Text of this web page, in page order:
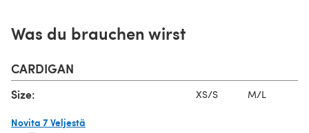
Was du brauchen wirst
CARDIGAN
Size: XS/S M/L
Novita 7 Veljestä